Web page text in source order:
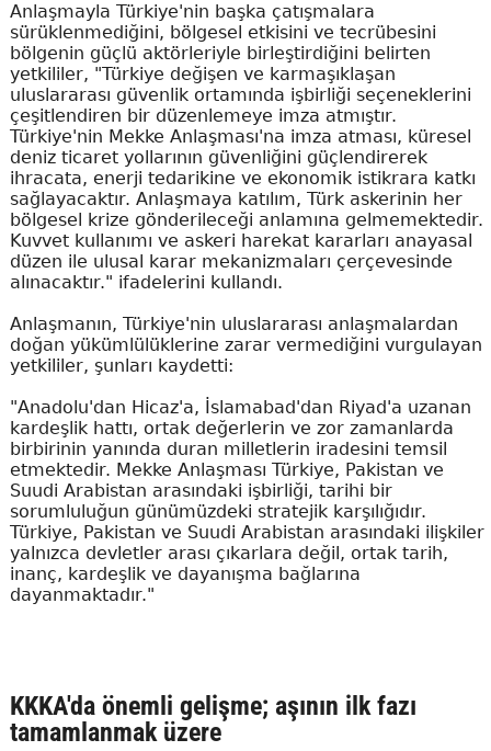
Anlaşmayla Türkiye'nin başka çatışmalara
sürüklenmediğini, bölgesel etkisini ve tecrübesini
bölgenin güçlü aktörleriyle birleştirdiğini belirten
yetkililer, "Türkiye değişen ve karmaşıklaşan
uluslararası güvenlik ortamında işbirliği seçeneklerini
çeşitlendiren bir düzenlemeye imza atmıştır.
Türkiye'nin Mekke Anlaşması'na imza atması, küresel
deniz ticaret yollarının güvenliğini güçlendirerek
ihracata, enerji tedarikine ve ekonomik istikrara katkı
sağlayacaktır. Anlaşmaya katılım, Türk askerinin her
bölgesel krize gönderileceği anlamına gelmemektedir.
Kuvvet kullanımı ve askeri harekat kararları anayasal
düzen ile ulusal karar mekanizmaları çerçevesinde
alınacaktır." ifadelerini kullandı.
Anlaşmanın, Türkiye'nin uluslararası anlaşmalardan
doğan yükümlülüklerine zarar vermediğini vurgulayan
yetkililer, şunları kaydetti:
"Anadolu'dan Hicaz'a, İslamabad'dan Riyad'a uzanan
kardeşlik hattı, ortak değerlerin ve zor zamanlarda
birbirinin yanında duran milletlerin iradesini temsil
etmektedir. Mekke Anlaşması Türkiye, Pakistan ve
Suudi Arabistan arasındaki işbirliği, tarihi bir
sorumluluğun günümüzdeki stratejik karşılığıdır.
Türkiye, Pakistan ve Suudi Arabistan arasındaki ilişkiler
yalnızca devletler arası çıkarlara değil, ortak tarih,
inanç, kardeşlik ve dayanışma bağlarına
dayanmaktadır."
KKKA'da önemli gelişme; aşının ilk fazı
tamamlanmak üzere